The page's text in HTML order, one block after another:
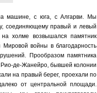
машине, с юга, с Алгарви. Мы
соединяющему правый и левый
холме возвышался памятник
войны в благодарность
Прообразом памятника
Рио-де-Жанейро, бывшей колонии
на правый берег, проехали по
от центральной площади.